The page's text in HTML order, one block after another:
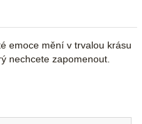
emoce mění v trvalou krásu
nechcete zapomenout.